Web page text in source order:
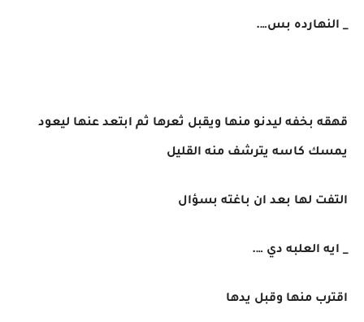
_ النهارده بس….
قهقه بخفه ليدنو منها ويقبل ثعرها ثم ابتعد عنها ليعود
يمسك كاسه يترشف منه القليل
التفت لها بعد ان باغته بسؤال
_ ايه العلبه دي ….
اقترب منها وقبل يدها